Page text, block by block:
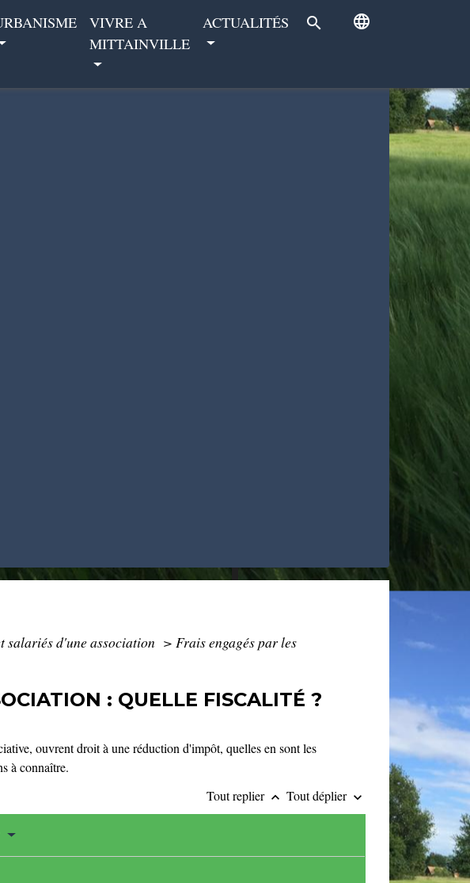
VIVRE A
MITTAINVILLE
ACTUALITÉS search language
salariés d'une association > Frais engagés par les
: QUELLE FISCALITÉ ?
ouvrent droit à une réduction d'impôt, quelles en sont les
à connaître.
Tout replier keyboard_arrow_up Tout déplier keyboard_arrow_down